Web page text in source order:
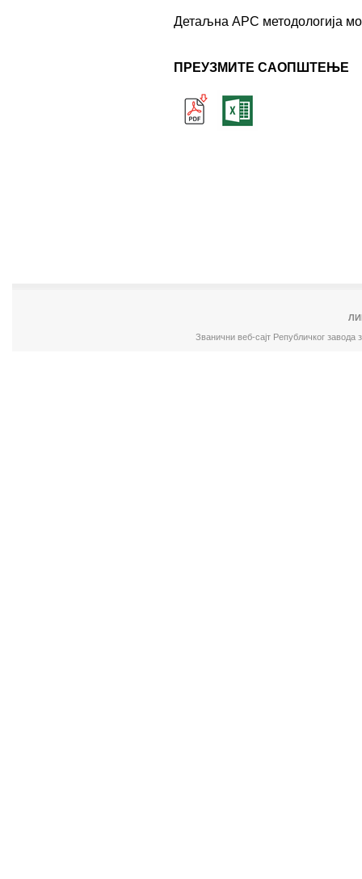
Детаљна АРС методологија
ПРЕУЗМИТЕ САОПШТЕЊЕ
Званични веб-сајт Републичког